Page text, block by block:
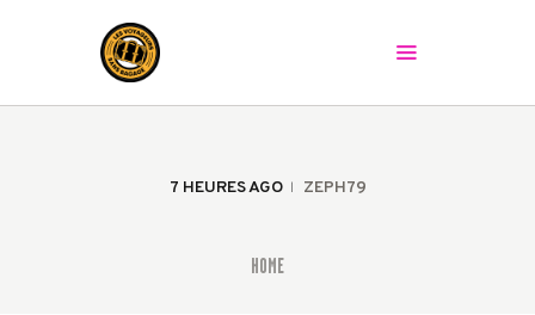
7 HEURES AGO ZEPH79
HOME
LES VOYAGEURS SANS BAGAGE
LA COMPAGNIE